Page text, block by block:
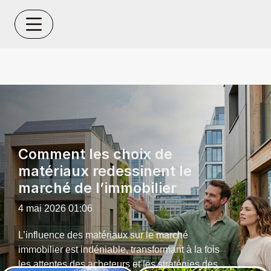
Comment les choix de
matériaux redessinent le
marché de l’immobilier
4 mai 2026 01:06
L’influence des matériaux sur le marché
immobilier est indéniable, transformant à la fois
les attentes des acheteurs et les stratégies des